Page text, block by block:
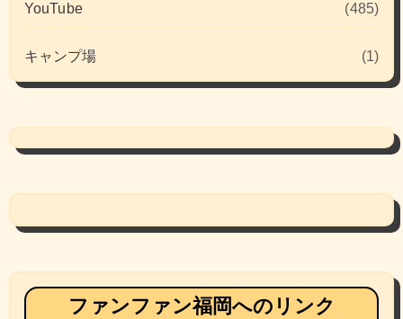
YouTube (485)
キャンプ場 (1)
ファンファン福岡へのリンク